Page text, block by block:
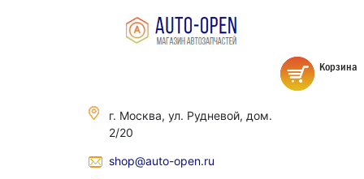
г. Москва, ул. Рудневой, дом.
2/20
shop@auto-open.ru
Корзина